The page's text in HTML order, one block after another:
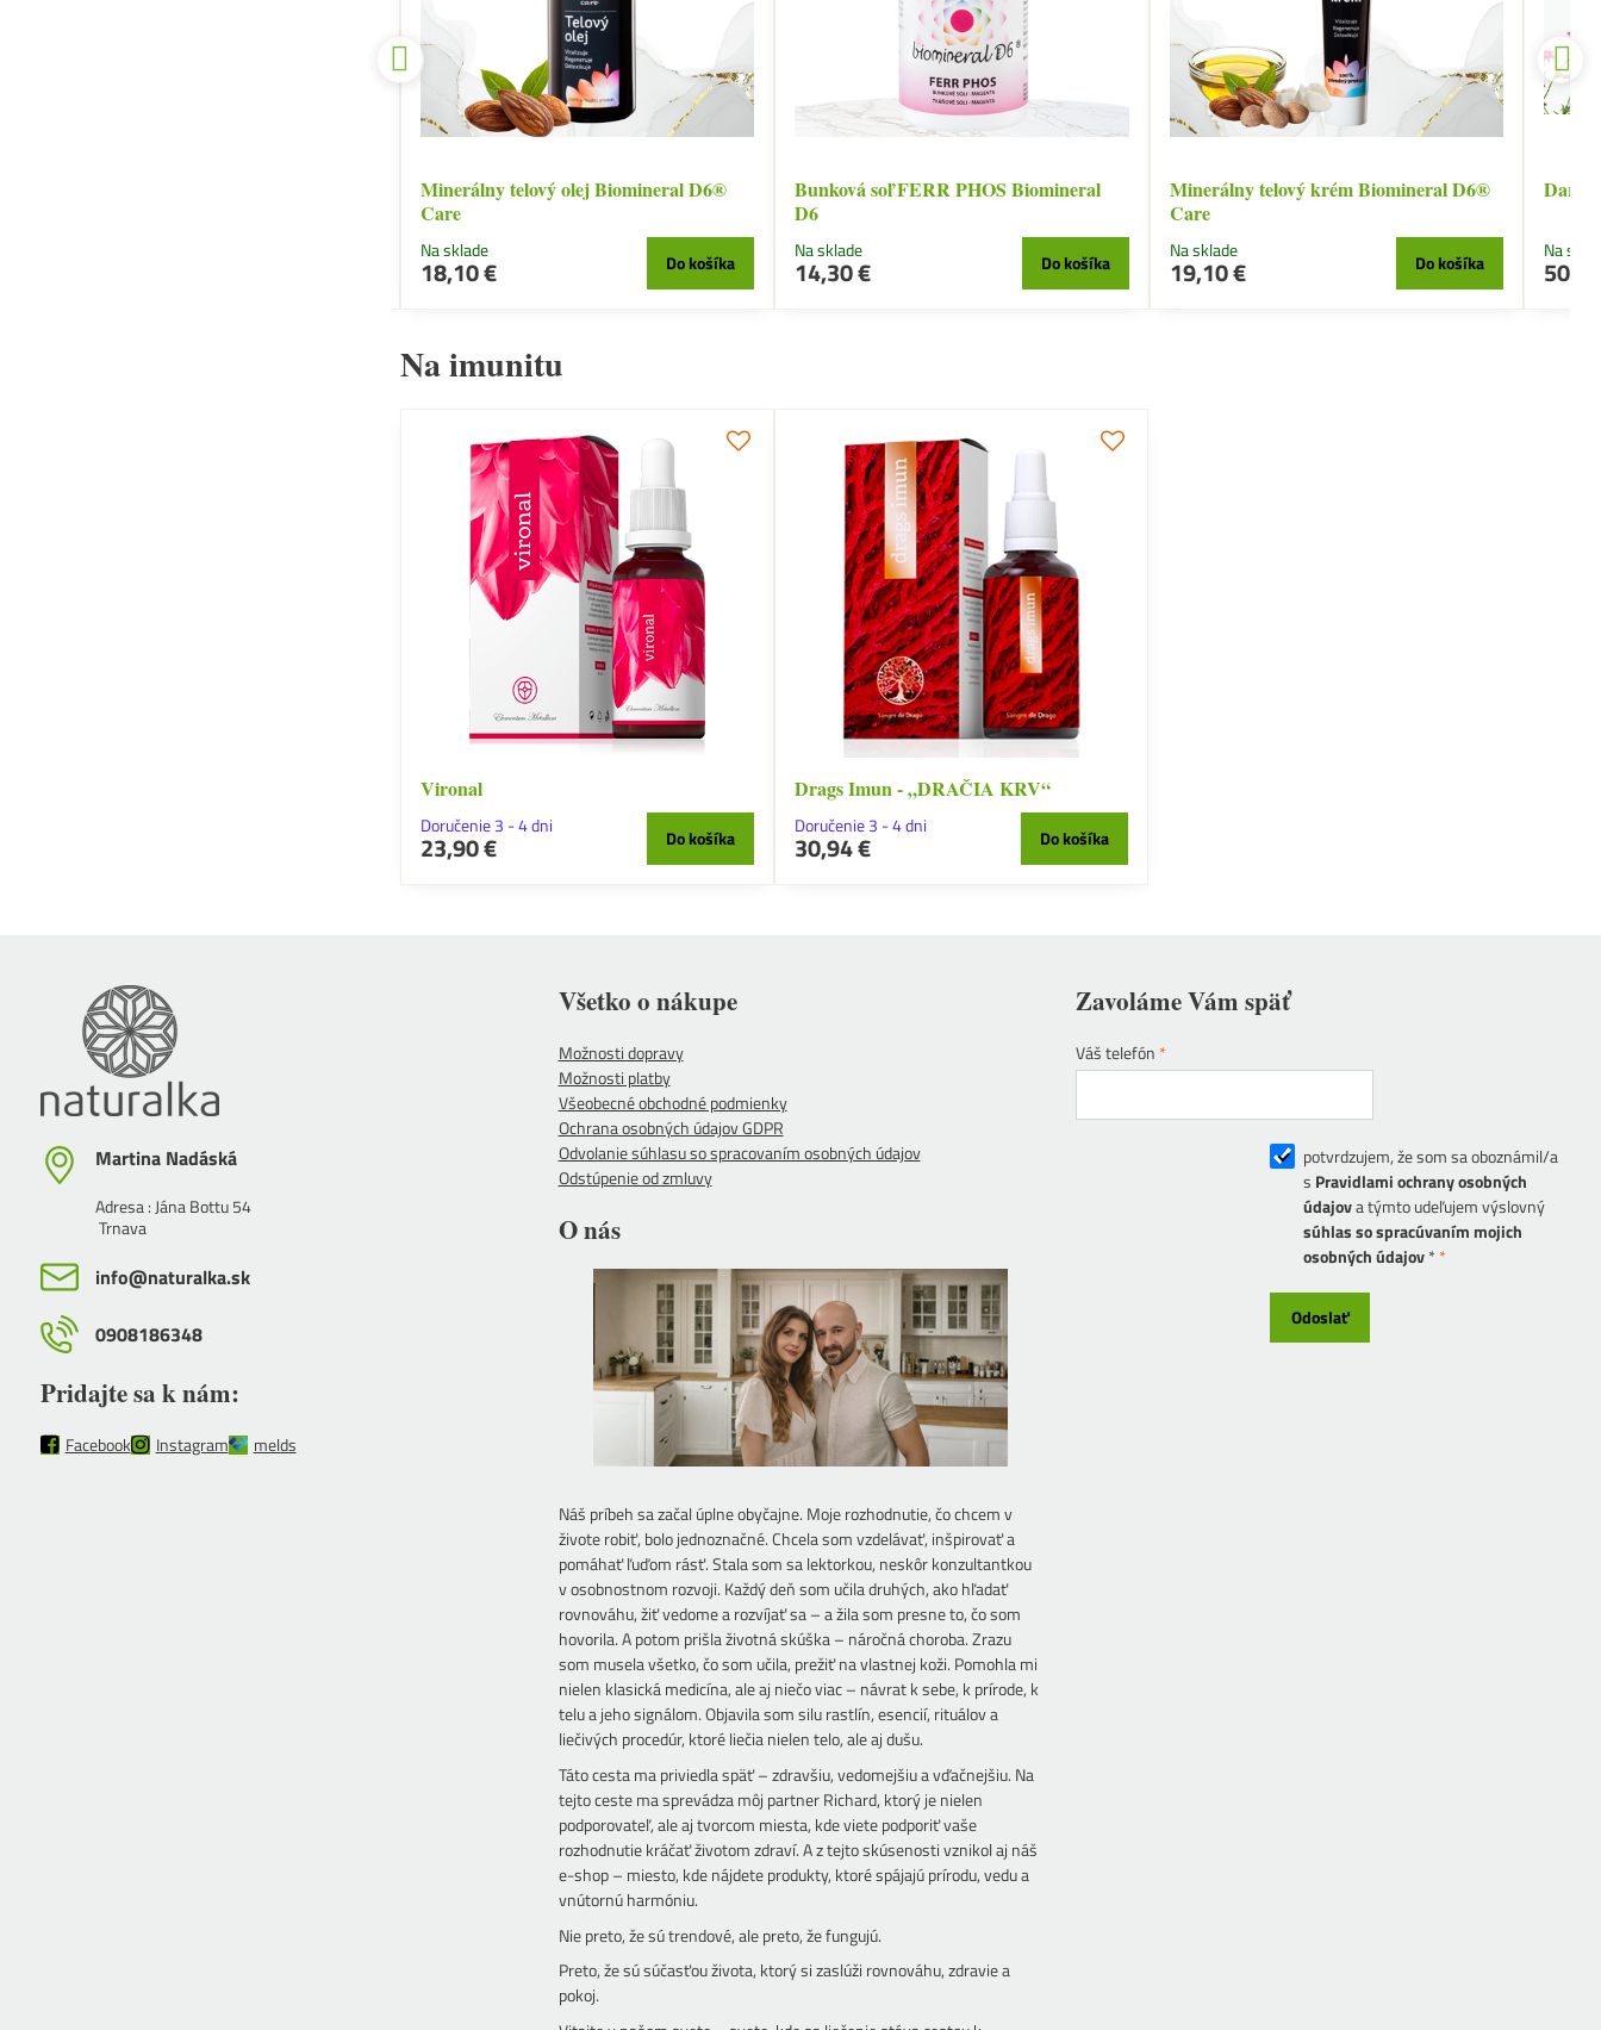
Minerálny telový olej Biomineral D6®
Care
Na sklade
18,10 € Do košíka
Bunková soľ FERR PHOS Biomineral
D6
Na sklade
14,30 € Do košíka
Minerálny telový krém Biomineral D6®
Care
Na sklade
19,10 € Do košíka
Na
50 €
Na imunitu
Vironal
Doručenie 3 - 4 dni
23,90 € Do košíka
Drags Imun - „DRAČIA KRV“
Doručenie 3 - 4 dni
30,94 € Do košíka
Martina Nadáská
Adresa : Jána Bottu 54
Trnava
info​@naturalka​.sk
0908186348
Pridajte sa k nám:
Facebook Instagram melds
Všetko o nákupe
Možnosti dopravy
Možnosti platby
Všeobecné obchodné podmienky
Ochrana osobných údajov GDPR
Odvolanie súhlasu so spracovaním osobných údajov
Odstúpenie od zmluvy
O nás
Náš príbeh sa začal úplne obyčajne. Moje rozhodnutie, čo chcem v
živote robiť, bolo jednoznačné. Chcela som vzdelávať, inšpirovať a
pomáhať ľuďom rásť. Stala som sa lektorkou, neskôr konzultantkou
v osobnostnom rozvoji. Každý deň som učila druhých, ako hľadať
rovnováhu, žiť vedome a rozvíjať sa – a žila som presne to, čo som
hovorila. A potom prišla životná skúška – náročná choroba. Zrazu
som musela všetko, čo som učila, prežiť na vlastnej koži. Pomohla mi
nielen klasická medicína, ale aj niečo viac – návrat k sebe, k prírode, k
telu a jeho signálom. Objavila som silu rastlín, esencií, rituálov a
liečivých procedúr, ktoré liečia nielen telo, ale aj dušu.
Táto cesta ma priviedla späť – zdravšiu, vedomejšiu a vďačnejšiu. Na
tejto ceste ma sprevádza môj partner Richard, ktorý je nielen
podporovateľ, ale aj tvorcom miesta, kde viete podporiť vaše
rozhodnutie kráčať životom zdraví. A z tejto skúsenosti vznikol aj náš
e-shop – miesto, kde nájdete produkty, ktoré spájajú prírodu, vedu a
vnútornú harmóniu.
Nie preto, že sú trendové, ale preto, že fungujú.
Preto, že sú súčasťou života, ktorý si zaslúži rovnováhu, zdravie a
pokoj.
Zavoláme Vám späť
Váš telefón *
potvrdzujem, že som sa oboznámil/a
s Pravidlami ochrany osobných
údajova týmto udeľujem výslovný
súhlas so spracúvaním mojich
osobných údajov**
Odoslať